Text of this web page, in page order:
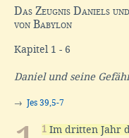
Das Zeugnis Daniels
von Babylon
Kapitel 1 - 6
Daniel und seine
→ Jes 39,5-7
1 Im dritten Jahr